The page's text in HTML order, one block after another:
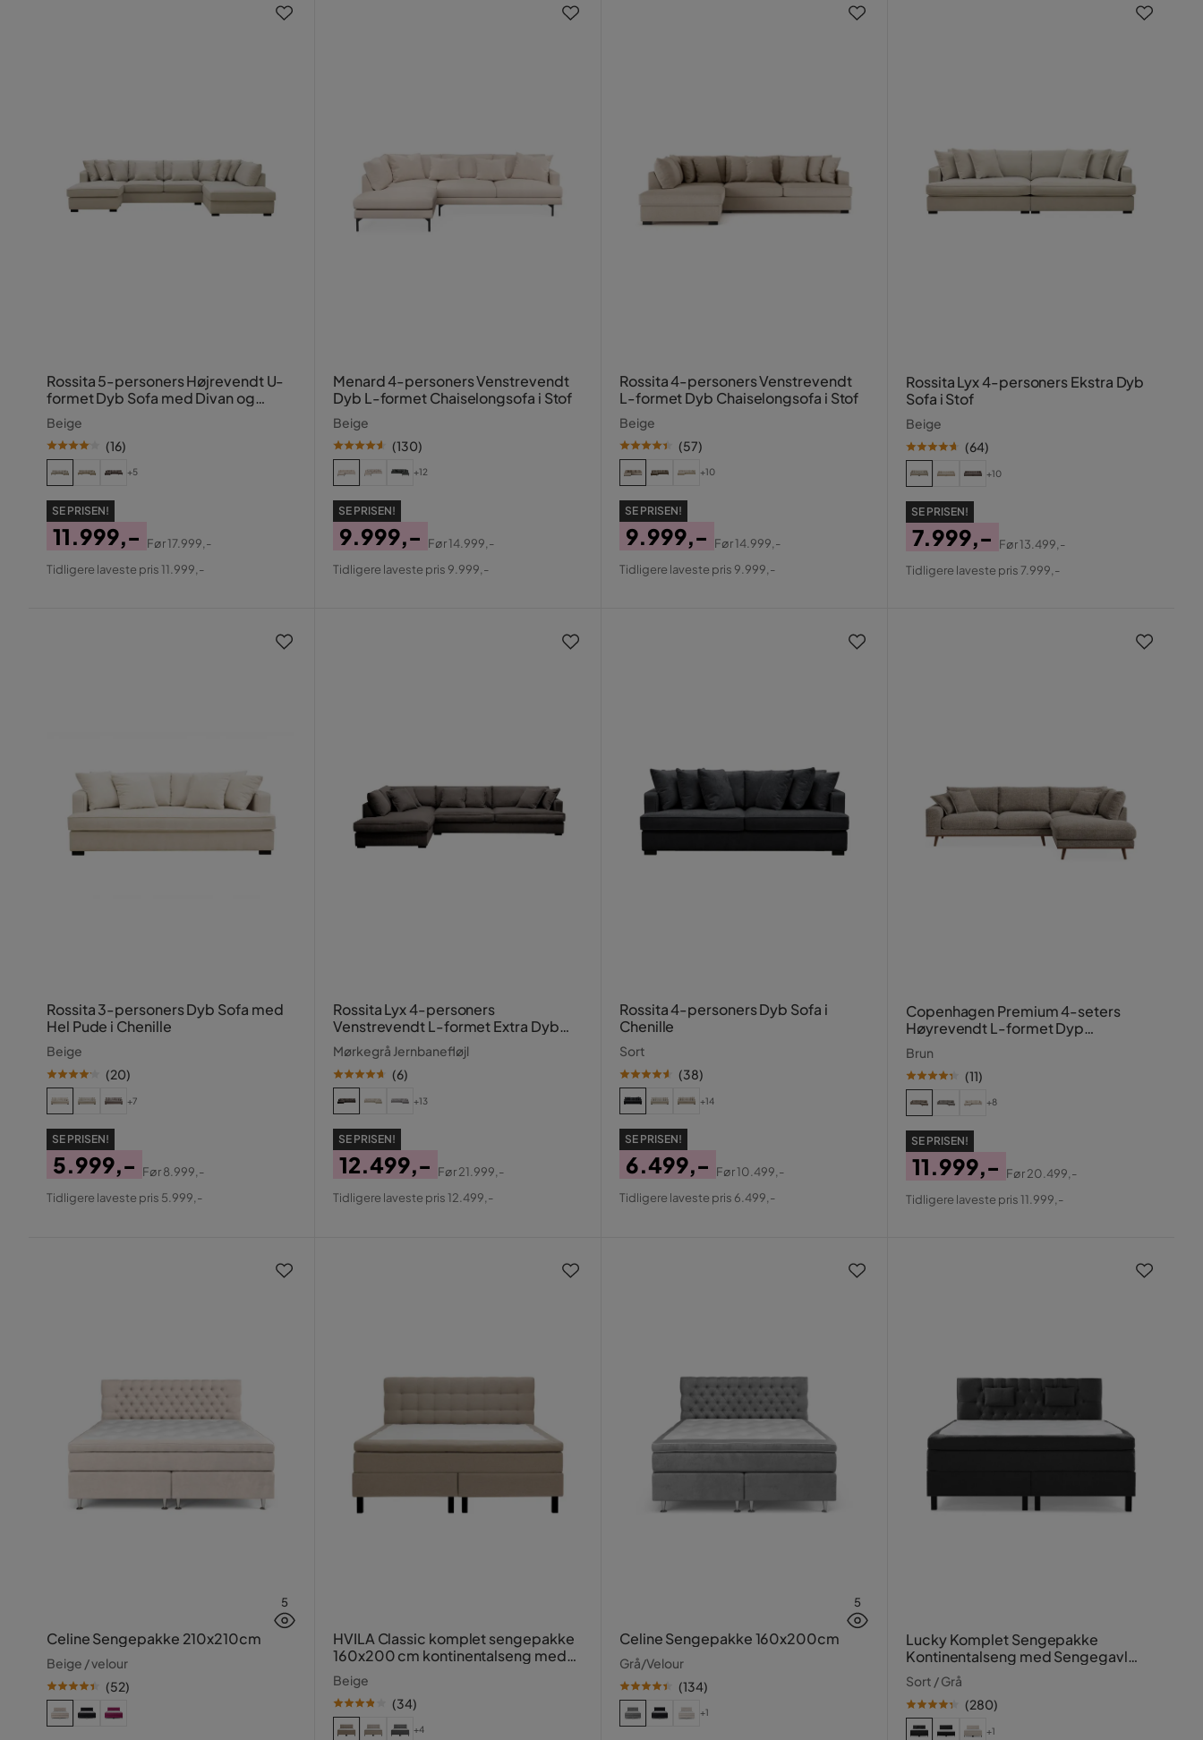
Rossita 5-personers Højrevendt U-
formet Dyb Sofa med Divan og
Chaiselong i Stof
Beige
(16)
+5
SE PRISEN!
Pris
11.999,-
Original
Før17.999,-
Tidligere laveste pris 11.999,-
Menard 4-personers Venstrevendt
Dyb L-formet Chaiselongsofa i Stof
Beige
(130)
+12
SE PRISEN!
Pris
9.999,-
Original
Før14.999,-
Tidligere laveste pris 9.999,-
Rossita 4-personers Venstrevendt
L-formet Dyb Chaiselongsofa i Stof
Beige
(57)
+10
SE PRISEN!
Pris
9.999,-
Original
Før14.999,-
Tidligere laveste pris 9.999,-
Rossita Lyx 4-personers Ekstra Dyb
Sofa i Stof
Beige
(64)
+10
SE PRISEN!
Pris
7.999,-
Original
Før13.499,-
Tidligere laveste pris 7.999,-
Rossita 3-personers Dyb Sofa med
Hel Pude i Chenille
Beige
(20)
+7
SE PRISEN!
Pris
5.999,-
Original
Før8.999,-
Tidligere laveste pris 5.999,-
Rossita Lyx 4-personers
Venstrevendt L-formet Extra Dyb
Chaiselongsofa i Manchester
Mørkegrå Jernbanefløjl
(6)
+13
SE PRISEN!
Pris
12.499,-
Original
Før21.999,-
Tidligere laveste pris 12.499,-
Rossita 4-personers Dyb Sofa i
Chenille
Sort
(38)
+14
SE PRISEN!
Pris
6.499,-
Original
Før10.499,-
Tidligere laveste pris 6.499,-
Copenhagen Premium 4-seters
Høyrevendt L-formet Dyp
Sjeselongsofa i Chenille
Brun
(11)
+8
SE PRISEN!
Pris
11.999,-
Original
Før20.499,-
Tidligere laveste pris 11.999,-
5
Celine Sengepakke 210x210cm
Beige / velour
(52)
HVILA Classic komplet sengepakke
160x200 cm kontinentalseng med
ternet sengegavl
Beige
(34)
+4
5
Celine Sengepakke 160x200cm
Grå/Velour
(134)
+1
Lucky Komplet Sengepakke
Kontinentalseng med Sengegavl
180x200 cm
Sort / Grå
(280)
+1